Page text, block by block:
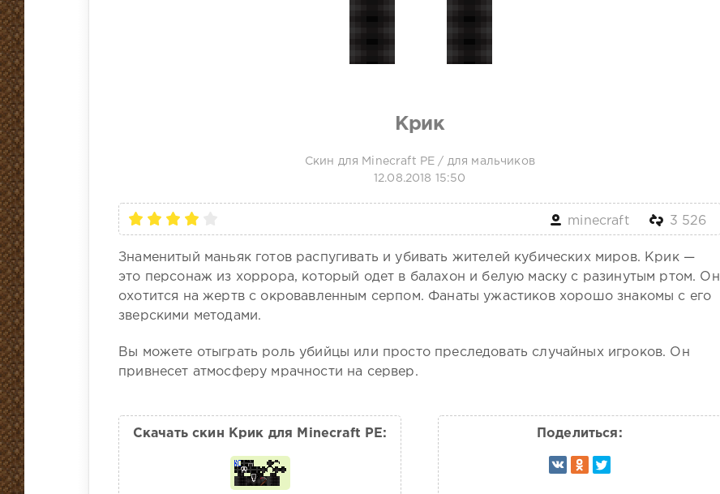
Крик
Скин для Minecraft PE / для мальчиков
12.08.2018 15:50
minecraft 3 526
Знаменитый маньяк готов распугивать и убивать жителей кубических миров. Крик —
это персонаж из хоррора, который одет в балахон и белую маску с разинутым ртом. Он
охотится на жертв с окровавленным серпом. Фанаты ужастиков хорошо знакомы с его
зверскими методами.
Вы можете отыграть роль убийцы или просто преследовать случайных игроков. Он
привнесет атмосферу мрачности на сервер.
Скачать скин Крик для Minecraft PE: Поделиться: